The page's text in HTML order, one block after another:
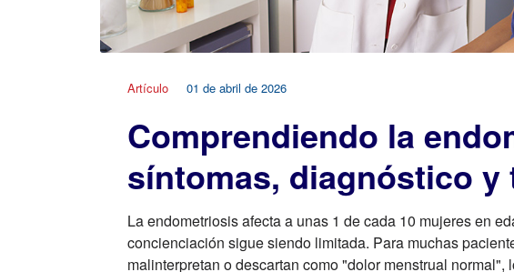
Artículo 01 de abril de 2026
Comprendiendo la
síntomas, diagnóstico y
La endometriosis afecta a unas 1 de cada 10 mujeres en
concienciación sigue siendo limitada. Para muchas
malinterpretan o descartan como "dolor menstrual